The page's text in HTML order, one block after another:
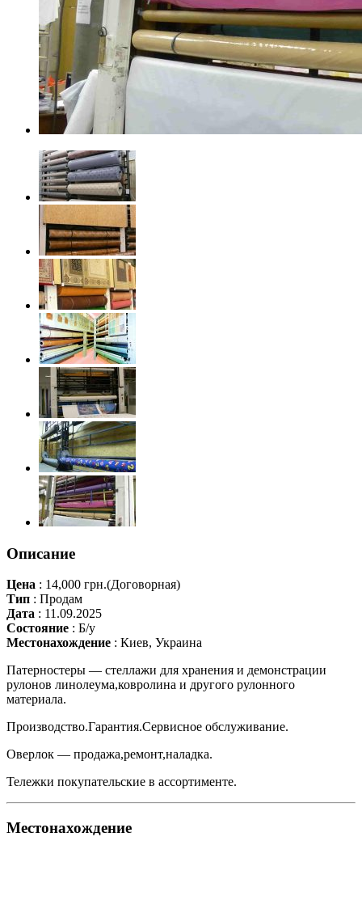
Описание
Цена : 14,000 грн.(Договорная)
Тип : Продам
Дата : 11.09.2025
Состояние : Б/у
Местонахождение : Киев, Украина
Патерностеры — стеллажи для хранения и демонстрации
рулонов линолеума,ковролина и другого рулонного
материала.
Производство.Гарантия.Сервисное обслуживание.
Оверлок — продажа,ремонт,наладка.
Тележки покупательские в ассортименте.
Местонахождение